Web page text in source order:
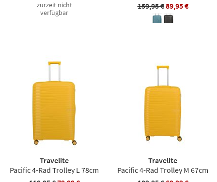
zurzeit nicht
verfügbar
159,95 €89,95 €
Travelite
Pacific 4-Rad Trolley L 78cm
Travelite
Pacific 4-Rad Trolley M 67cm